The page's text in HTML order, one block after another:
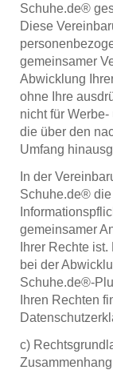
Schuhe.de®
Diese
gemeinsamer
Abwicklung
ohne Ihre
nicht für
die über den
Umfang
In der
Schuhe.de®
gemeinsamer
Ihrer Rechte
bei der
Schuhe.de®-
Ihren Rechten
c)